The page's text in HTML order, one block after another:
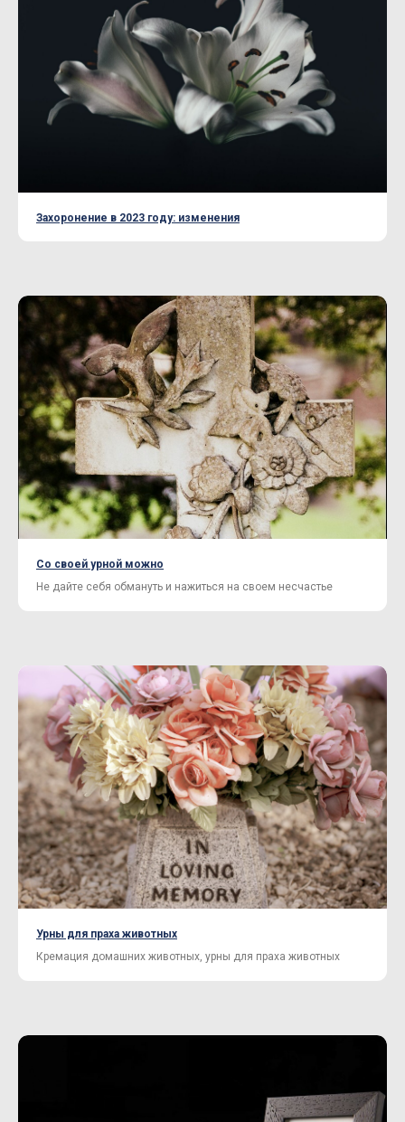
Захоронение в 2023 году: изменения
Со своей урной можно
Не дайте себя обмануть и нажиться на своем несчастье
Урны для праха животных
Кремация домашних животных, урны для праха животных
доставку по нужному адресу.
Отправить